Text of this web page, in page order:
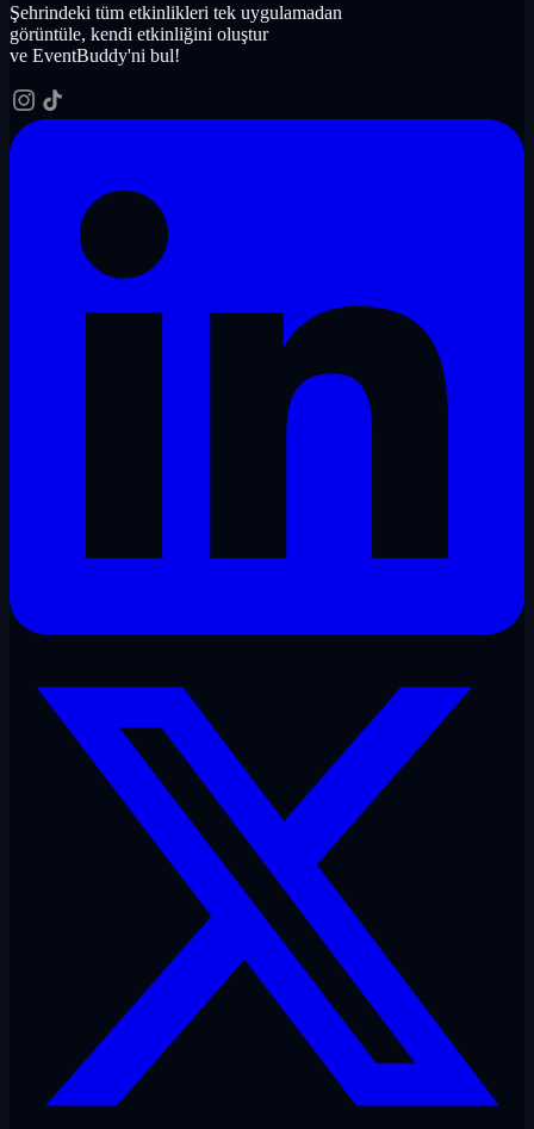
Şehrindeki tüm etkinlikleri tek uygulamadan
görüntüle, kendi etkinliğini oluştur
ve EventBuddy'ni bul!